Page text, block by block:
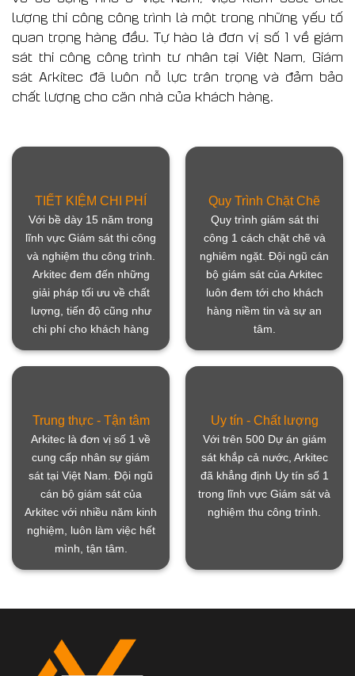
lượng thi công công trình là một trong những yếu tố
quan trọng hàng đầu. Tự hào là đơn vị số 1 về giám
sát thi công công trình tư nhân tại Việt Nam, Giám
sát Arkitec đã luôn nỗ lực trân trọng và đảm bảo
chất lượng cho căn nhà của khách hàng.
TIẾT KIỆM CHI PHÍ
Với bề dày 15 năm trong
lĩnh vực Giám sát thi công
và nghiệm thu công trình.
Arkitec đem đến những
giải pháp tối ưu về chất
lượng, tiến độ cũng như
chi phí cho khách hàng
Quy Trình Chặt Chẽ
Quy trình giám sát thi
công 1 cách chặt chẽ và
nghiêm ngặt. Đội ngũ cán
bộ giám sát của Arkitec
luôn đem tới cho khách
hàng niềm tin và sự an
tâm.
Trung thực - Tận tâm
Arkitec là đơn vị số 1 về
cung cấp nhân sự giám
sát tại Việt Nam. Đội ngũ
cán bộ giám sát của
Arkitec với nhiều năm kinh
nghiệm, luôn làm việc hết
mình, tận tâm.
Uy tín - Chất lượng
Với trên 500 Dự án giám
sát khắp cả nước, Arkitec
đã khẳng định Uy tín số 1
trong lĩnh vực Giám sát và
nghiệm thu công trình.